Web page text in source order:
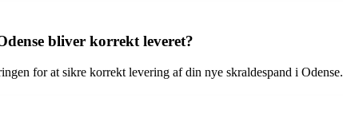
bliver korrekt leveret?
for at sikre korrekt levering af din nye skraldespand i Odense.